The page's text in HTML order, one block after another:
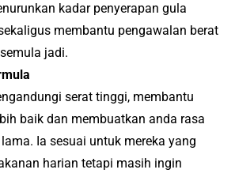
kadar penyerapan gula
membantu pengawalan berat
jadi.
serat tinggi, membantu
baik dan membuatkan anda rasa
Ia sesuai untuk mereka yang
harian tetapi masih ingin